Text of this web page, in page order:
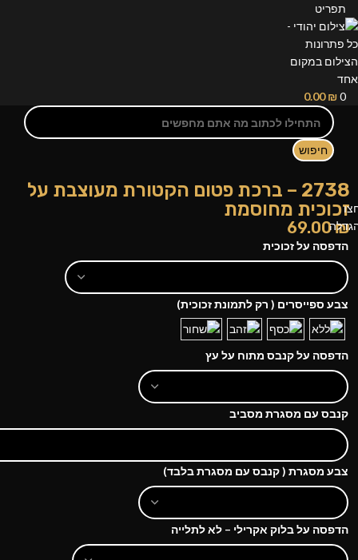
תפריט
0
0.00₪
חיפוש
2738 – ברכת פטום הקטורת מעוצבת על
זכוכית מחוסמת
69.00₪
הדפסה על זכוכית
צבע ספייסרים ( רק לתמונת זכוכית)
הדפסה על קנבס מתוח על עץ
קנבס עם מסגרת מסביב
צבע מסגרת ( קנבס עם מסגרת בלבד)
הדפסה על בלוק אקרילי – לא לתלייה